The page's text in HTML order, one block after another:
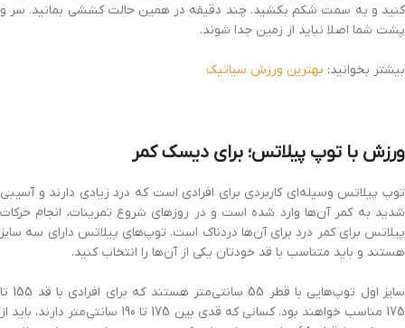
کنید و به سمت شکم بکشید. چند دقیقه در همین حالت کششی بمانید. سر و
پشت شما اصلا نباید از زمین جدا شوند.
بیشتر بخوانید: بهترین ورزش سیاتیک
ورزش با توپ پیلاتس؛ برای دیسک کمر
توپ پیلاتس وسیله‌ای کاربردی برای افرادی است که درد زیادی دارند و آسیبی
شدید به کمر آن‌ها وارد شده است و در روزهای شروع تمرینات، انجام حرکات
پیلاتس برای کمر درد برای آن‌ها دردناک است. توپ‌های پیلاتس دارای سه سایز
هستند و باید متناسب با قد خودتان یکی از آن‌ها را انتخاب کنید.
سایز اول توپ‌هایی با قطر 55 سانتی‌متر هستند که برای افرادی با قد 155 تا
175 مناسب خواهند بود. کسانی که قدی بین 175 تا 190 سانتی‌متر دارند، باید از